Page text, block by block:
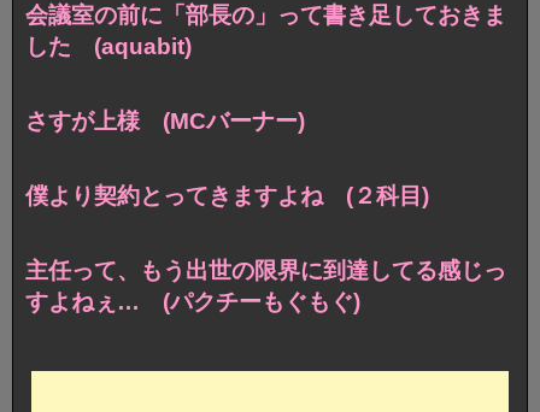
会議室の前に「部長の」って書き足しておきま
した (aquabit)
さすが上様 (MCバーナー)
僕より契約とってきますよね (２科目)
主任って、もう出世の限界に到達してる感じっ
すよねぇ… (パクチーもぐもぐ)